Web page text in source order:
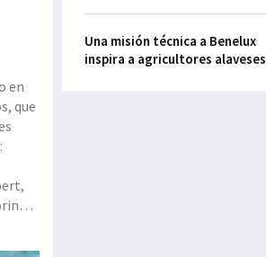
en
que
Una misión técnica a Benelux
inspira a agricultores alaveses